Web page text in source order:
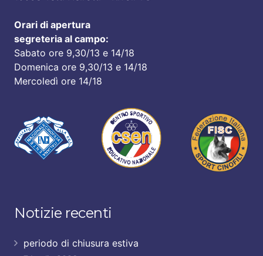
Orari di apertura
segreteria al campo:
Sabato ore 9,30/13 e 14/18
Domenica ore 9,30/13 e 14/18
Mercoledì ore 14/18
Notizie recenti
periodo di chiusura estiva